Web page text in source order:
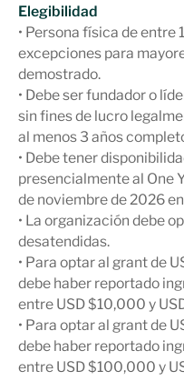
Elegibilidad
• Persona física de entre
excepciones para
demostrado.
• Debe ser fundador o
sin fines de lucro
al menos 3 años
• Debe tener
presencialmente al One
de noviembre de 2026
• La organización debe
desatendidas.
• Para optar al grant de
debe haber reportado
entre USD $10,000 y
• Para optar al grant de
debe haber reportado
entre USD $100,000 y